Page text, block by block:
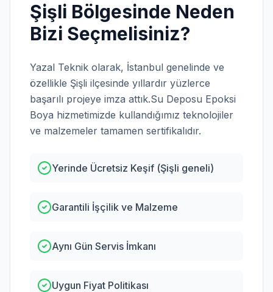
Şişli Bölgesinde Neden
Bizi Seçmelisiniz?
Yazal Teknik olarak, İstanbul genelinde ve
özellikle Şişli ilçesinde yıllardır yüzlerce
başarılı projeye imza attık.Su Deposu Epoksi
Boya hizmetimizde kullandığımız teknolojiler
ve malzemeler tamamen sertifikalıdır.
Yerinde Ücretsiz Keşif (Şişli geneli)
Garantili İşçilik ve Malzeme
Aynı Gün Servis İmkanı
Uygun Fiyat Politikası